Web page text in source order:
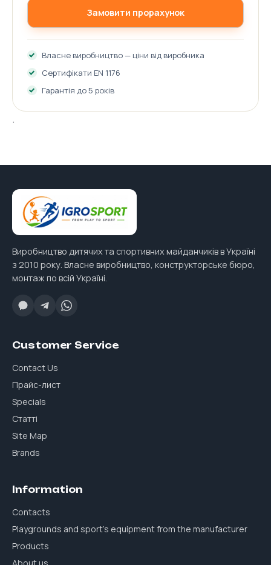
Замовити прорахунок
Власне виробництво — ціни від виробника
Сертифікати EN 1176
Гарантія до 5 років
.
Виробництво дитячих та спортивних майданчиків в Україні
з 2010 року. Власне виробництво, конструкторське бюро,
монтаж по всій Україні.
Customer Service
Contact Us
Прайс-лист
Specials
Статті
Site Map
Brands
Information
Contacts
Playgrounds and sport's equipment from the manufacturer
Products
About us